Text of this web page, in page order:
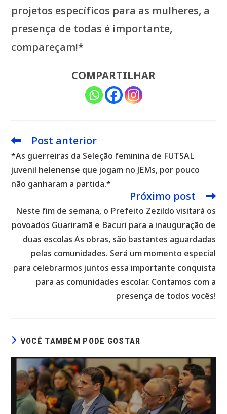
projetos específicos para as mulheres, a
presença de todas é importante,
compareçam!*
COMPARTILHAR
Leia
artigos
Post anterior
*As guerreiras da Seleção feminina de FUTSAL
juvenil helenense que jogam no JEMs, por pouco
não ganharam a partida.*
Próximo post
Neste fim de semana, o Prefeito Zezildo visitará os
povoados Guariramã e Bacuri para a inauguração de
duas escolas As obras, são bastantes aguardadas
pelas comunidades. Será um momento especial
para celebrarmos juntos essa importante conquista
para as comunidades escolar. Contamos com a
presença de todos vocês!
VOCÊ TAMBÉM PODE GOSTAR